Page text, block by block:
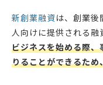
新創業融資は、創業
人向けに提供される融
ビジネスを始める際
りることができるた